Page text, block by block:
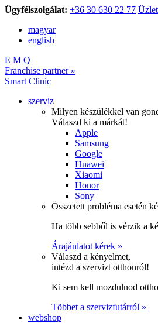
Ügyfélszolgálat: +36 30 630 22 77
magyar
english
E M Q
Franchise partner »
Smart Clinic
szerviz
Milyen készülékkel van
Válaszd ki a márkát!
Apple
Samsung
Google
Huawei
Xiaomi
Honor
Sony
Összetett probléma esetén
Ha több sebből is vérzik a
Árajánlatot kérek »
Válaszd a kényelmet,
intézd a szervizt otthonról!
Ki sem kell mozdulnod
Többet a szervizfutárról »
webshop